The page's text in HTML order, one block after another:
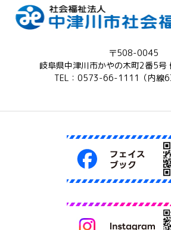
〒508-0045
岐阜県中津川市かやの木町2番5号
TEL：0573-66-1111（内線